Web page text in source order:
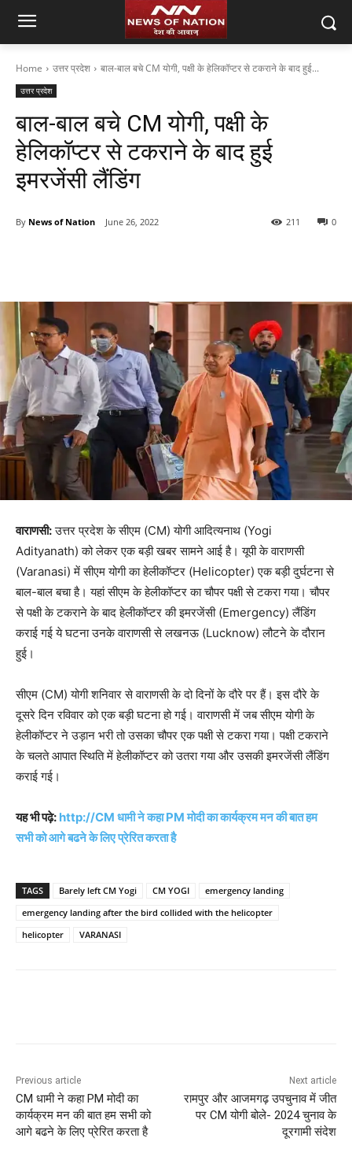
Home उत्तर प्रदेश बाल-बाल बचे CM योगी, पक्षी के हेलिकॉप्टर से टकराने के बाद हुई...
उत्तर प्रदेश
बाल-बाल बचे CM योगी, पक्षी के
हेलिकॉप्टर से टकराने के बाद हुई
इमरजेंसी लैंडिंग
By News of Nation June 26, 2022 0
211
वाराणसी:उत्तर प्रदेश के सीएम (CM) योगी आदित्यनाथ (Yogi
Adityanath) को लेकर एक बड़ी खबर सामने आई है। यूपी के वाराणसी
(Varanasi) में सीएम योगी का हेलीकॉप्टर (Helicopter) एक बड़ी दुर्घटना से
बाल-बाल बचा है। यहां सीएम के हेलीकॉप्टर का चौपर पक्षी से टकरा गया। चौपर
से पक्षी के टकराने के बाद हेलीकॉप्टर की इमरजेंसी (Emergency) लैंडिंग
कराई गई ये घटना उनके वाराणसी से लखनऊ (Lucknow) लौटने के दौरान
हुई।
सीएम (CM) योगी शनिवार से वाराणसी के दो दिनों के दौरे पर हैं। इस दौरे के
दूसरे दिन रविवार को एक बड़ी घटना हो गई। वाराणसी में जब सीएम योगी के
हेलीकॉप्टर ने उड़ान भरी तो उसका चौपर एक पक्षी से टकरा गया। पक्षी टकराने
के चलते आपात स्थिति में हेलीकॉप्टर को उतरा गया और उसकी इमरजेंसी लैंडिंग
कराई गई।
यह भी पढ़े: http://CM धामी ने कहा PM मोदी का कार्यक्रम मन की बात हम
सभी को आगे बढने के लिए प्रेरित करता है
TAGS Barely left CM Yogi CM YOGI
emergency landing
emergency landing after the bird collided with the helicopter
helicopter
VARANASI
Previous article
CM धामी ने कहा PM मोदी का
कार्यक्रम मन की बात हम सभी को
आगे बढने के लिए प्रेरित करता है
Next article
रामपुर और आजमगढ़ उपचुनाव में जीत
पर CM योगी बोले- 2024 चुनाव के
दूरगामी संदेश